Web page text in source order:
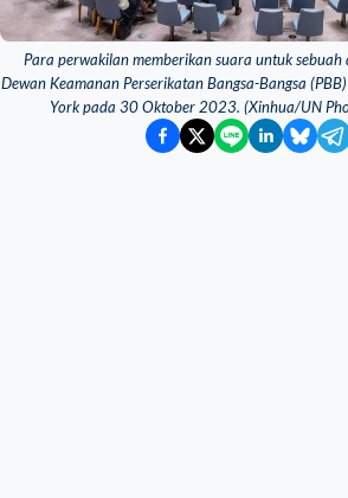
Para perwakilan memberikan suara untuk
Dewan Keamanan Perserikatan Bangsa-Bangsa
York pada 30 Oktober 2023. (Xinhua/UN